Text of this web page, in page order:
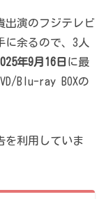
出演のフジテレビ
に余るので、3人
年9月16日 に最
Blu-ray BOXの
を利用していま